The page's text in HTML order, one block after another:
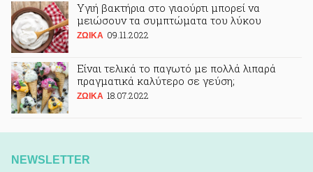
Υγιή βακτήρια στο γιαούρτι μπορεί να
μειώσουν τα συμπτώματα του λύκου
ΖΩΙΚA 09.11.2022
Είναι τελικά το παγωτό με πολλά λιπαρά
πραγματικά καλύτερο σε γεύση;
ΖΩΙΚA 18.07.2022
NEWSLETTER